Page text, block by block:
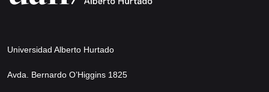
Universidad Alberto Hurtado
Avda. Bernardo O’Higgins 1825